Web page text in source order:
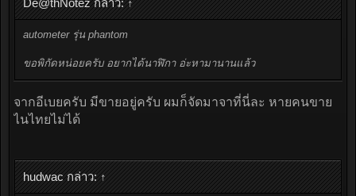
De@thNotez กล่าว: ↑
autometer รุ่น phantom
ขอพิกัดหน่อยครับ อยากได้นาฬิกา อ่ะหามานานแล้ว
จากอีเบยครับ มีขายอยู่ครับ ผมก็จัดมาจาที่นี่ละ หายคนขาย
ไนไทยไม่ได้
hudwac กล่าว: ↑